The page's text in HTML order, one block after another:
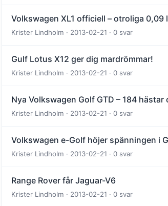
Volkswagen XL1 officiell – otroliga 0,09
Krister Lindholm · 2013-02-21 · 0 svar
Gulf Lotus X12 ger dig mardrömmar!
Krister Lindholm · 2013-02-21 · 0 svar
Nya Volkswagen Golf GTD – 184
Krister Lindholm · 2013-02-21 · 0 svar
Volkswagen e-Golf höjer spänningen i
Krister Lindholm · 2013-02-21 · 0 svar
Range Rover får Jaguar-V6
Krister Lindholm · 2013-02-21 · 0 svar